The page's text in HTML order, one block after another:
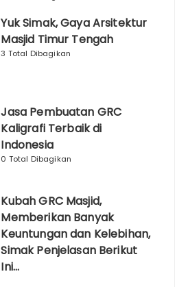
Yuk Simak, Gaya Arsitektur
Masjid Timur Tengah
3 Total Dibagikan
Jasa Pembuatan GRC
Kaligrafi Terbaik di
Indonesia
0 Total Dibagikan
Kubah GRC Masjid,
Memberikan Banyak
Keuntungan dan Kelebihan,
Simak Penjelasan Berikut
Ini…